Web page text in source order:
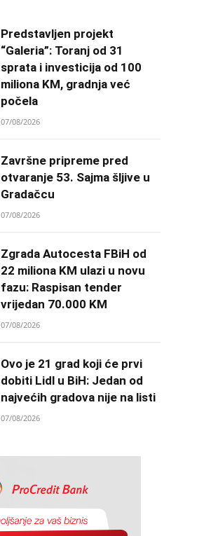
Predstavljen projekt
“Galeria”: Toranj od 31
sprata i investicija od 100
miliona KM, gradnja već
počela
07/08/2026
Završne pripreme pred
otvaranje 53. Sajma šljive u
Gradačcu
07/08/2026
Zgrada Autocesta FBiH od
22 miliona KM ulazi u novu
fazu: Raspisan tender
vrijedan 70.000 KM
07/08/2026
Ovo je 21 grad koji će prvi
dobiti Lidl u BiH: Jedan od
najvećih gradova nije na listi
07/08/2026